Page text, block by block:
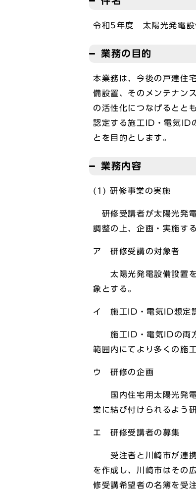
令和5年度 太陽光発電設
業務の目的
本業務は、今後の戸建住
備設置、そのメンテナン
の活性化につなげるとと
認定する施工ID・電気ID
とを目的とします。
業務内容
(1) 研修事業の実施
研修受講者が太陽光発
調整の上、企画・実施す
ア 研修受講の対象者
太陽光発電設備設置を
象とする。
イ 施工ID・電気ID想定
施工ID・電気IDの両方
範囲内にてより多くの施
ウ 研修の企画
国内住宅用太陽光発電
業に結び付けられるよう
エ 研修受講者の募集
受注者と川崎市が連携
を作成し、川崎市はその
修受講希望者の名簿を受